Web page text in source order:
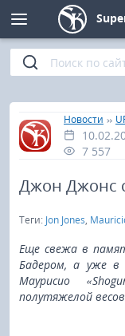
Главная
»
Новости »
7 557
Джон Джонс
Теги: Jon Jones,
Еще свежа в
Бадером, а уже в
Маурисио
полутяжелой
Киокушинкай
Кёкусин (IFK)
Шинкиокушинкай
Кекусин-кан
Кикбоксинг и K-1
Бокс
UFC и MMA
Фото
Видео
Интервью
Статьи
Уроки каратэ
Файлы
Библиотека